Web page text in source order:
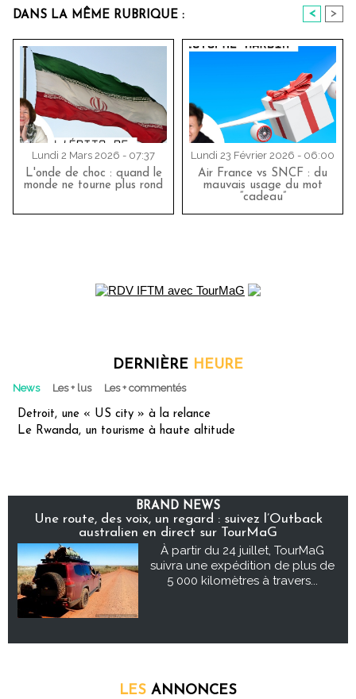
DANS LA MÊME RUBRIQUE : < >
Lundi 2 Mars 2026 - 07:37
L'onde de choc : quand le
monde ne tourne plus rond
Lundi 23 Février 2026 - 06:00
Air France vs SNCF : du
mauvais usage du mot
“cadeau”
DERNIÈRE HEURE
News Les + lus Les + commentés
Detroit, une « US city » à la relance
Le Rwanda, un tourisme à haute altitude
BRAND NEWS
Une route, des voix, un regard : suivez l’Outback
australien en direct sur TourMaG
À partir du 24 juillet, TourMaG
suivra une expédition de plus de
5 000 kilomètres à travers...
LES ANNONCES